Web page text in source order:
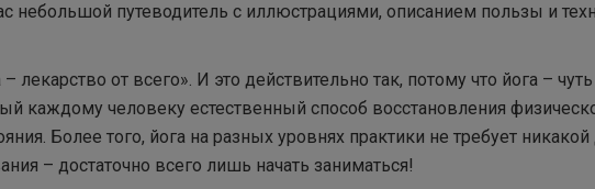
небольшой путеводитель с иллюстрациями, описанием пользы и
лекарство от всего». И это действительно так, потому что йога –
каждому человеку естественный способ восстановления
Более того, йога на разных уровнях практики не требует
– достаточно всего лишь начать заниматься!